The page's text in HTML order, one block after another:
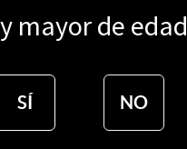
mayor de edad
SÍ NO